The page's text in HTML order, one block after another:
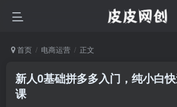
首页 电商运营 正文
新人0基础拼多多入门，​纯小白
课